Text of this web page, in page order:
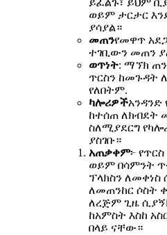
ይፈልጉ፣ ይህም
ወይም ታርታር
ያሳያል።
መጠንየመዋጥ
ተገቢውን መጠን
ወጥነት: ማኘክ
ጥርስን ከመጉዳት
የለበትም.
ካሎሪዎችአንዳንድ
ከተሰጠ ለክብደት
ስለሚያደርግ
ያስገቡ።
አጠቃቀም፦
ወይም በሳምንት
ፕላክስን
ለመጠንከር ሶስት
ለረጅም ጊዜ
ከአምስት እስከ
በላይ ናቸው።